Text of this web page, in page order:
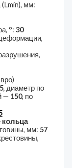
мм:
°:30
, диаметр по
— 150, по
кольца
мм: 57